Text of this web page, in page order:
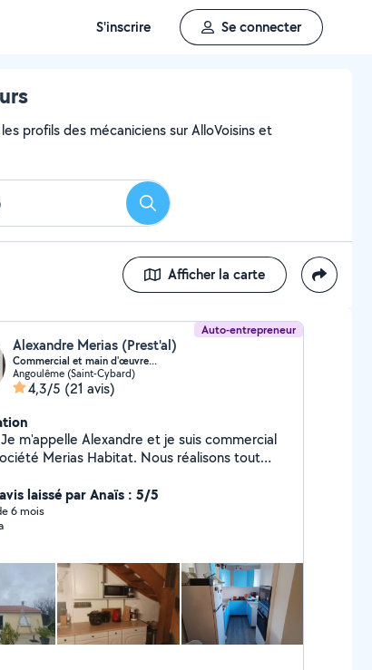
S'inscrire Se connecter
profils des mécaniciens sur AlloVoisins et
Rechercher
Afficher la carte
Auto-entrepreneur
Alexandre Merias (Prest'al)
Commercial et main d'œuvre...
Angoulême (Saint-Cybard)
4,3/5 (21 avis)
Merias Habitat. Nous réalisons tout
de toiture, l'isolation, la ventilation et le
N'hésitez pas à me contacter pour tout
Nous saurons vous apporter les
pas un domaine en particulier.
laissé par Anaïs : 5/5
6 mois